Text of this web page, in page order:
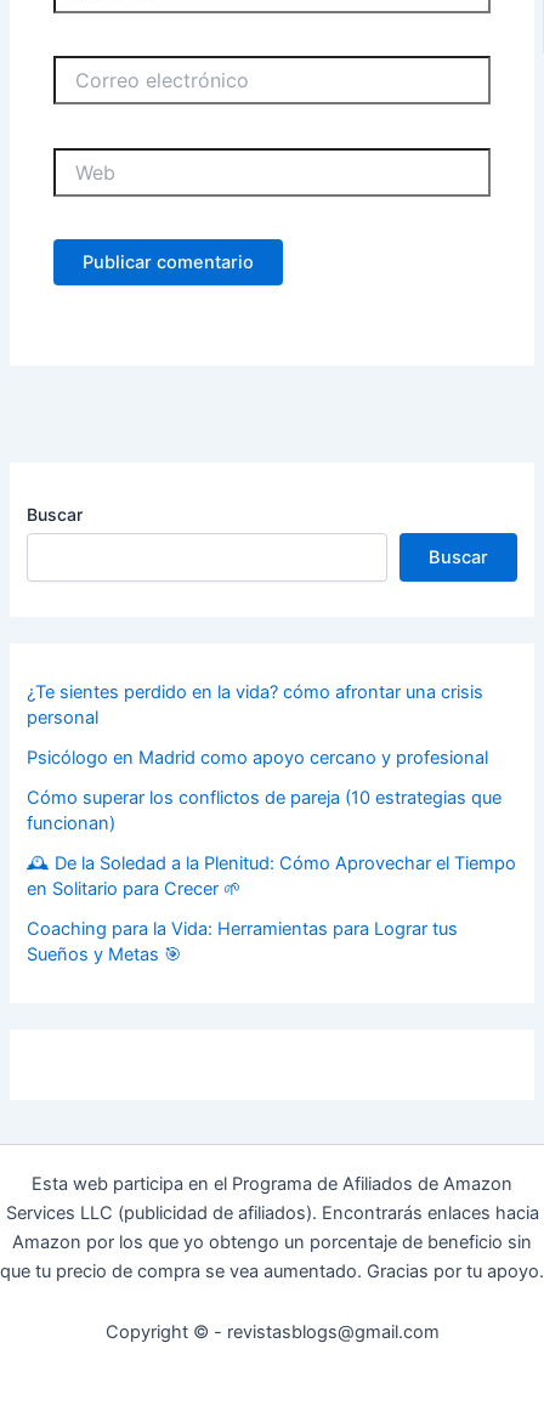
electrónico
Buscar
Buscar
¿Te sientes perdido en la vida? cómo afrontar una crisis
personal
Psicólogo en Madrid como apoyo cercano y profesional
Cómo superar los conflictos de pareja (10 estrategias que
funcionan)
🕰️ De la Soledad a la Plenitud: Cómo Aprovechar el Tiempo
en Solitario para Crecer 🌱
Coaching para la Vida: Herramientas para Lograr tus
Sueños y Metas 🎯
Esta web participa en el Programa de Afiliados de Amazon
Services LLC (publicidad de afiliados). Encontrarás enlaces hacia
Amazon por los que yo obtengo un porcentaje de beneficio sin
que tu precio de compra se vea aumentado. Gracias por tu apoyo.
Copyright © - revistasblogs@gmail.com